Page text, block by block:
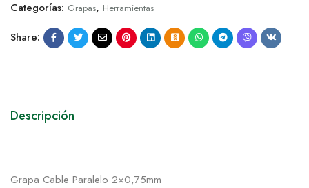
Categorías: Grapas, Herramientas
Share:
Descripción
Grapa Cable Paralelo 2×0,75mm